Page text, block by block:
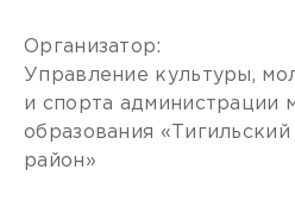
Организатор:
Управление культуры,
и спорта администрации
образования
район»